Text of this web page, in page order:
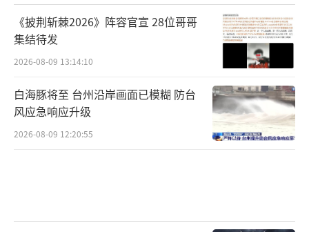
《披荆斩棘2026》阵容官宣 28位哥哥
集结待发
2026-08-09 13:14:10
白海豚将至 台州沿岸画面已模糊 防台
风应急响应升级
2026-08-09 12:20:55